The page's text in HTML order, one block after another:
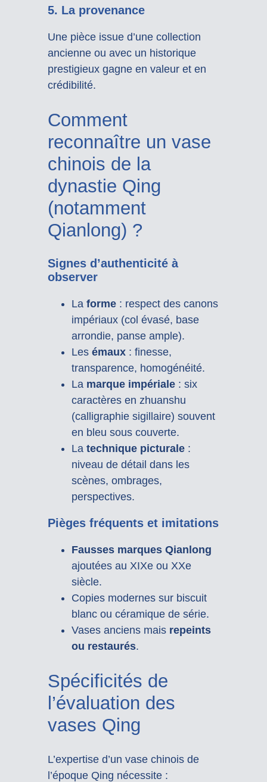
5. La provenance
Une pièce issue d’une collection
ancienne ou avec un historique
prestigieux gagne en valeur et en
crédibilité.
Comment
reconnaître un vase
chinois de la
dynastie Qing
(notamment
Qianlong) ?
Signes d’authenticité à
observer
La forme: respect des canons
impériaux (col évasé, base
arrondie, panse ample).
Les émaux: finesse,
transparence, homogénéité.
La marque impériale: six
caractères en zhuanshu
(calligraphie sigillaire) souvent
en bleu sous couverte.
La technique picturale:
niveau de détail dans les
scènes, ombrages,
perspectives.
Pièges fréquents et imitations
Fausses marques Qianlong
ajoutées au XIXe ou XXe
siècle.
Copies modernes sur biscuit
blanc ou céramique de série.
Vases anciens mais repeints
ou restaurés.
Spécificités de
l’évaluation des
vases Qing
L’expertise d’un vase chinois de
l’époque Qing nécessite :